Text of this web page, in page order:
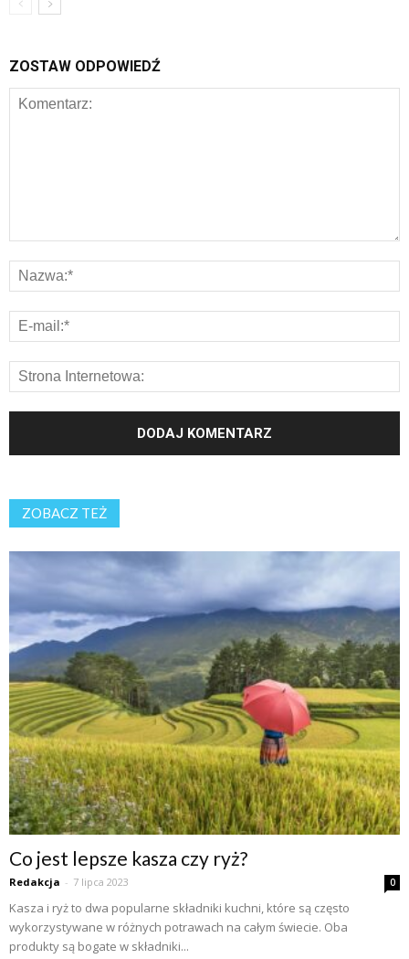
ZOSTAW ODPOWIEDŹ
ZOBACZ TEŻ
Co jest lepsze kasza czy ryż?
Redakcja - 7 lipca 2023 0
Kasza i ryż to dwa popularne składniki kuchni, które są często
wykorzystywane w różnych potrawach na całym świecie. Oba
produkty są bogate w składniki...